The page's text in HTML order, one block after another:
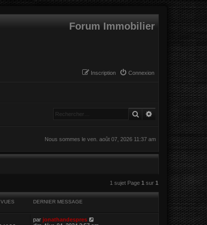
Forum Immobilier
Connexion
Inscription
Rechercher
Recherche
Nous sommes le ven. août 07, 2026 11:37 am
1 sujet Page 1 sur 1
VUES DERNIER MESSAGE
par jonathandespres